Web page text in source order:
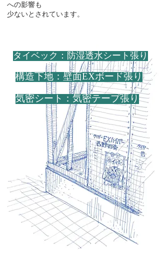
への影響も
少ないとされています。
​タイベック：防湿透水シート張り
​構造下地：壁面EXボード張り
​気密シート：気密テープ張り